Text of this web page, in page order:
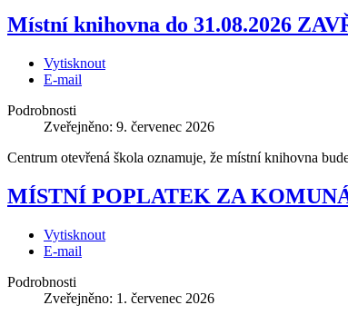
Místní knihovna do 31.08.2026
Vytisknout
E-mail
Podrobnosti
Zveřejněno: 9. červenec 2026
Centrum otevřená škola oznamuje, že místní knihovna
MÍSTNÍ POPLATEK ZA
Vytisknout
E-mail
Podrobnosti
Zveřejněno: 1. červenec 2026